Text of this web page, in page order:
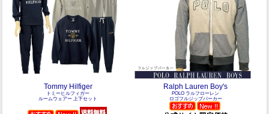
Tommy Hilfiger
トミーヒルフィガー
ルームウェアー 上下セット
Ralph Lauren Boy's
POLO ラルフローレン
ロゴフルジップパーカー